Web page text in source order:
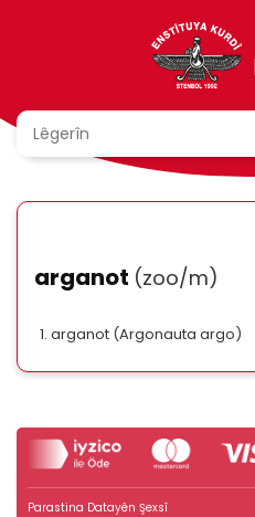
arganot (zoo/m)
arganot (Argonauta argo)
Parastina Datayên Şexsî